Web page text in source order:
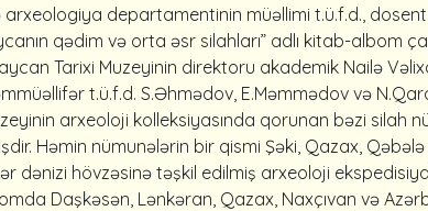
arxeologiya departamentinin müəllimi t.ü.f.d.,
qədim və orta əsr silahları” adlı kitab-albom
Tarixi Muzeyinin direktoru akademik Nailə
t.ü.f.d. S.Əhmədov, E.Məmmədov və
arxeoloji kolleksiyasında qorunan bəzi silah
Həmin nümunələrin bir qismi Şəki, Qazax,
dənizi hövzəsinə təşkil edilmiş arxeoloji
Daşkəsən, Lənkəran, Qazax, Naxçıvan və